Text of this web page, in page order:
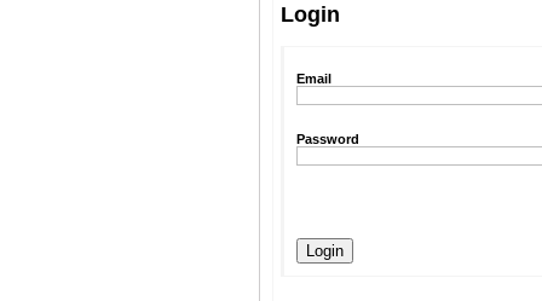
Login
Email
Password